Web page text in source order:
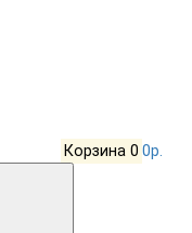
Корзина 0 0р.